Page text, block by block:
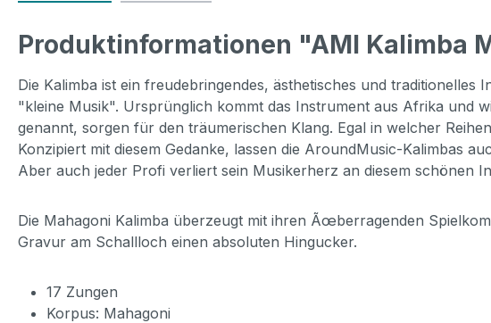
Produktinformationen "AMI Kalimba
Die Kalimba ist ein freudebringendes, ästhetisches und
"kleine Musik". Ursprünglich kommt das Instrument aus Afrika und
genannt, sorgen für den träumerischen Klang. Egal in welcher
Konzipiert mit diesem Gedanke, lassen die AroundMusic-Kalimbas
Aber auch jeder Profi verliert sein Musikerherz an diesem schönen
Die Mahagoni Kalimba überzeugt mit ihren Ãœberragenden
Gravur am Schallloch einen absoluten Hingucker.
17 Zungen
Korpus: Mahagoni